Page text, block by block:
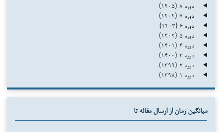
دوره ۸ (۱۴۰۵)
دوره ۷ (۱۴۰۴)
دوره ۶ (۱۴۰۳)
دوره ۵ (۱۴۰۲)
دوره ۴ (۱۴۰۱)
دوره ۳ (۱۴۰۰)
دوره ۲ (۱۳۹۹)
دوره ۱ (۱۳۹۸)
میانگین زمان از ارسال مقاله تا